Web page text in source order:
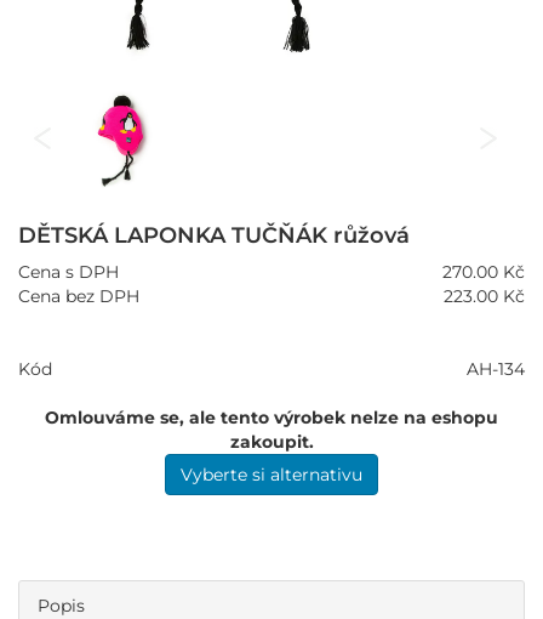
DĚTSKÁ LAPONKA TUČŇÁK růžová
Cena s DPH
270.00 Kč
Cena bez DPH
223.00 Kč
Kód AH-134
Omlouváme se, ale tento výrobek nelze na eshopu
zakoupit.
Vyberte si alternativu
Popis